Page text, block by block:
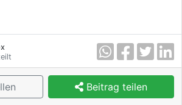
x
Beitrag teilen